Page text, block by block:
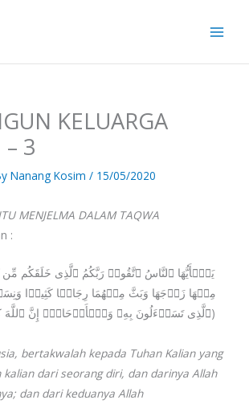
KELUARGA
– 3
Nanang Kosim / 15/05/2020
MENJELMA DALAM TAQWA
:
یَـٰۤأَیُّهَا ٱلنَّاسُ ٱتَّقُوا۟ رَبَّكُمُ ٱلَّذِی خَلَقَكُم
مِنۡهَا زَوۡجَهَا وَبَثَّ مِنۡهُمَا رِجَالࣰا كَثِیرࣰا
ٱلَّذِی تَسَاۤءَلُونَ بِهِۦ وَٱلۡأَرۡحَامَۚ إِنَّ ٱللَّهَ كَانَ عَلَیۡكُمۡ رَقِیبࣰا)
bertakwalah kepada Tuhan Kalian yang
dari seorang diri, dan darinya Allah
dan dari keduanya Allah